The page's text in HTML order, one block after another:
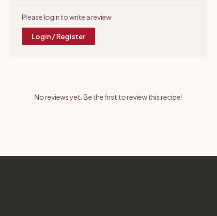
Please login to write a review
Login / Register
No reviews yet. Be the first to review this recipe!